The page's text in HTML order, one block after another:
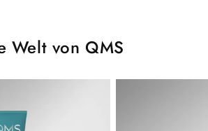
a
r
Welt von QMS